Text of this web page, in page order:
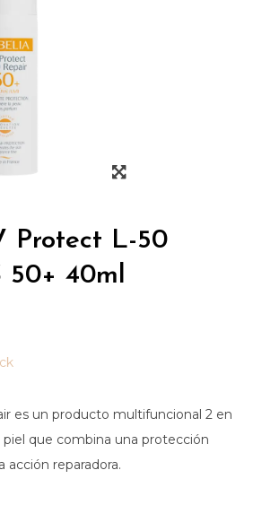
Protect L-50
50+ 40ml
es un producto multifuncional 2 en
piel que combina una protección
acción reparadora.